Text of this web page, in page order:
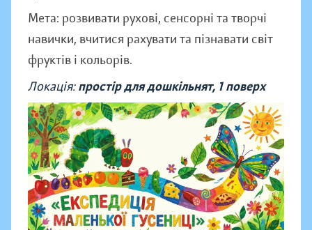
Мета: розвивати рухові, сенсорні та творчі
навички, вчитися рахувати та пізнавати світ
фруктів і кольорів.
Локація:простір для дошкільнят, 1 поверх